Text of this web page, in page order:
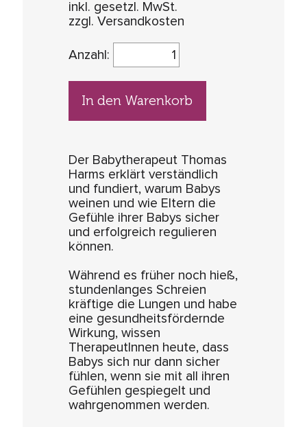
inkl. gesetzl. MwSt.
zzgl. Versandkosten
Anzahl:
In den Warenkorb
Der Babytherapeut Thomas
Harms erklärt verständlich
und fundiert, warum Babys
weinen und wie Eltern die
Gefühle ihrer Babys sicher
und erfolgreich regulieren
können.
Während es früher noch hieß,
stundenlanges Schreien
kräftige die Lungen und habe
eine gesundheitsfördernde
Wirkung, wissen
TherapeutInnen heute, dass
Babys sich nur dann sicher
fühlen, wenn sie mit all ihren
Gefühlen gespiegelt und
wahrgenommen werden.